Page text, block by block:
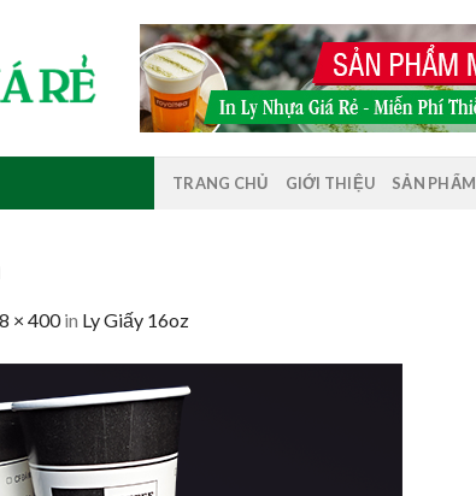
TRANG CHỦ GIỚI THIỆU SẢN PHẨM
× 400in Ly Giấy 16oz